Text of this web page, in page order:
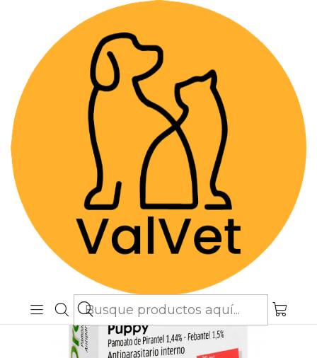
Despacho GRATIS por compras sobre
$89.990(Válido desde Coquimbo hasta Los
Lagos)
Farmacia Veterinaria
Antiparasitarios
Drontal Puppy - Solución Oral